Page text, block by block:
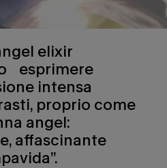
elixir
esprimere
intensa
proprio come
angel:
affascinante